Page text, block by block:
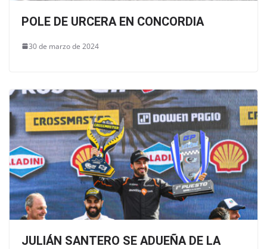
POLE DE URCERA EN CONCORDIA
30 de marzo de 2024
JULIÁN SANTERO SE ADUEÑA DE LA